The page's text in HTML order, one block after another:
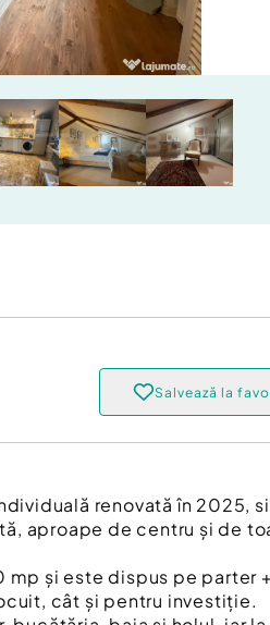
Salvează la
renovată în 2025,
aproape de centru și de
și este dispus pe parter +
cât și pentru investiție.